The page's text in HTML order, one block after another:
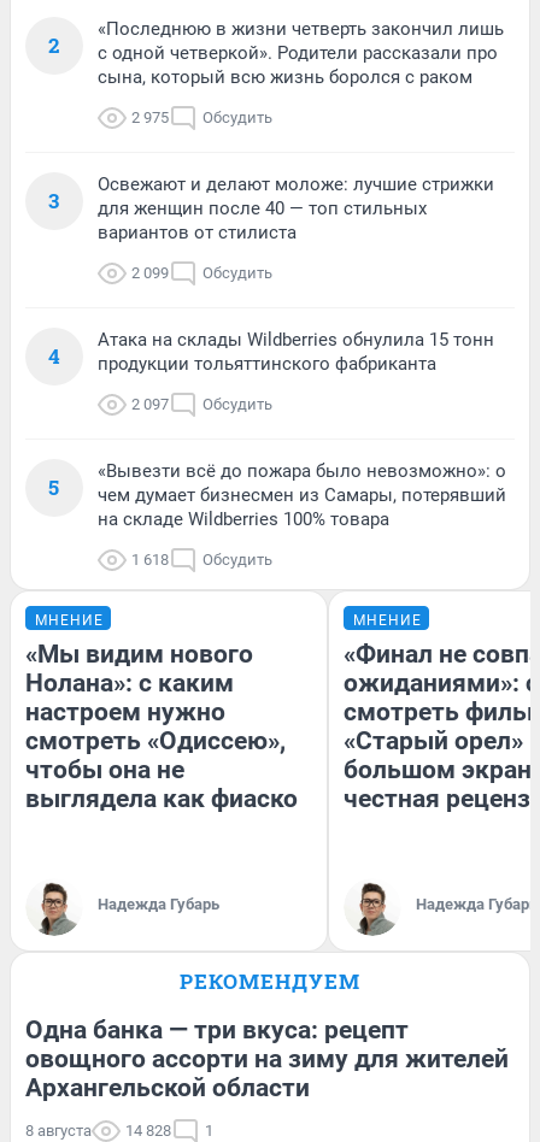
2
«Последнюю в жизни четверть закончил лишь
с одной четверкой». Родители рассказали про
сына, который всю жизнь боролся с раком
2 975 Обсудить
3
Освежают и делают моложе: лучшие стрижки
для женщин после 40 — топ стильных
вариантов от стилиста
2 099 Обсудить
4
Атака на склады Wildberries обнулила 15 тонн
продукции тольяттинского фабриканта
2 097 Обсудить
5
«Вывезти всё до пожара было невозможно»: о
чем думает бизнесмен из Самары, потерявший
на складе Wildberries 100% товара
1 618 Обсудить
МНЕНИЕ
«Мы видим нового
Нолана»: с каким
настроем нужно
смотреть «Одиссею»,
чтобы она не
выглядела как фиаско
Надежда Губарь
МНЕНИЕ
«Финал не
ожиданиями»:
смотреть
«Старый орел»
большом
честная
Надежда Губарь
РЕКОМЕНДУЕМ
Одна банка — три вкуса: рецепт
овощного ассорти на зиму для жителей
Архангельской области
8 августа 14 828 1